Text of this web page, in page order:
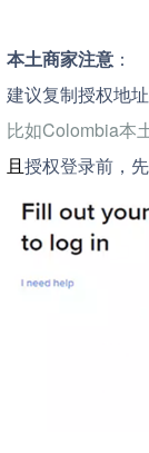
本土商家注意：
建议复制授权地
比如Colombia本
且授权登录前，